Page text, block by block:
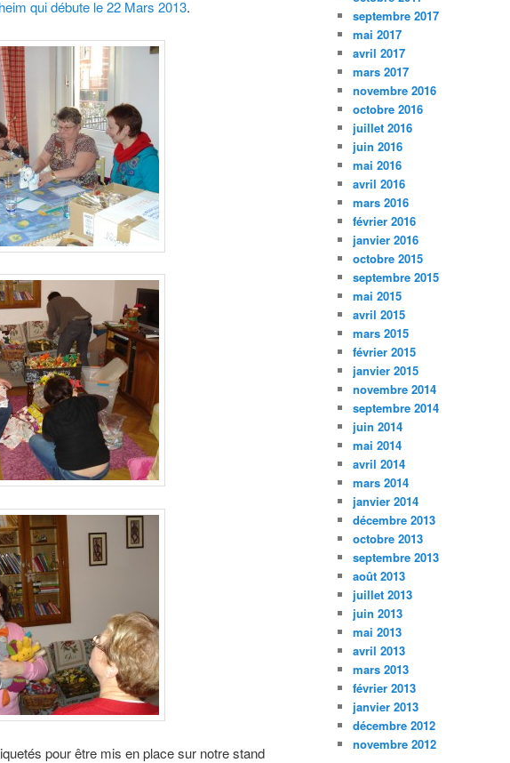
qui débute le 22 Mars 2013.
pour être mis en place sur notre stand
septembre 2017
mai 2017
avril 2017
mars 2017
novembre 2016
octobre 2016
juillet 2016
juin 2016
mai 2016
avril 2016
mars 2016
février 2016
janvier 2016
octobre 2015
septembre 2015
mai 2015
avril 2015
mars 2015
février 2015
janvier 2015
novembre 2014
septembre 2014
juin 2014
mai 2014
avril 2014
mars 2014
janvier 2014
décembre 2013
octobre 2013
septembre 2013
août 2013
juillet 2013
juin 2013
mai 2013
avril 2013
mars 2013
février 2013
janvier 2013
décembre 2012
novembre 2012